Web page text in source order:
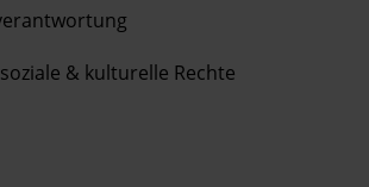
& kulturelle Rechte